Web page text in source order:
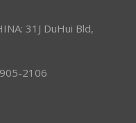
31J DuHui Bld,
2106